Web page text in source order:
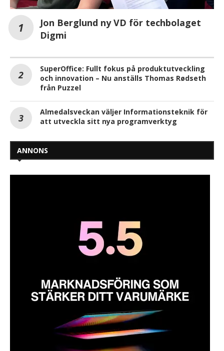
Jon Berglund ny VD för techbolaget
Digmi
SuperOffice: Fullt fokus på produktutveckling
och innovation – Nu anställs Thomas Rødseth
från Puzzel
Almedalsveckan väljer Informationsteknik för
att utveckla sitt nya programverktyg
ANNONS